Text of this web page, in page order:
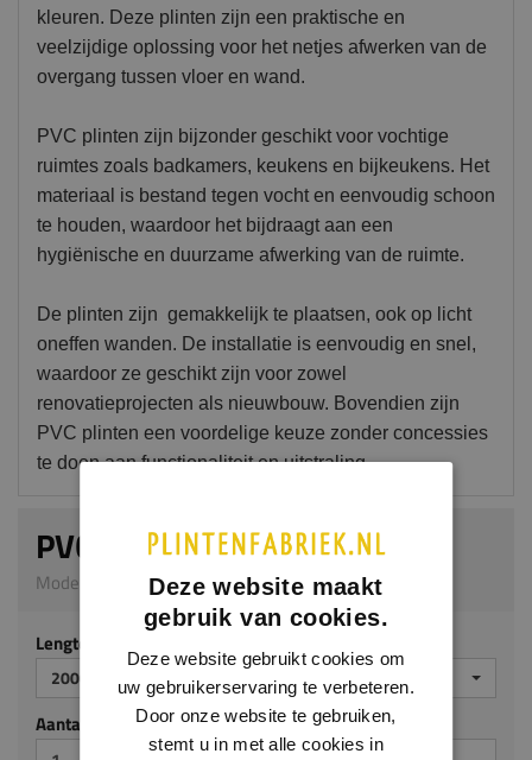
kleuren. Deze plinten zijn een praktische en
veelzijdige oplossing voor het netjes afwerken van de
overgang tussen vloer en wand.
PVC plinten zijn bijzonder geschikt voor vochtige
ruimtes zoals badkamers, keukens en bijkeukens. Het
materiaal is bestand tegen vocht en eenvoudig schoon
te houden, waardoor het bijdraagt aan een
hygiënische en duurzame afwerking van de ruimte.
De plinten zijn gemakkelijk te plaatsen, ook op licht
oneffen wanden. De installatie is eenvoudig en snel,
waardoor ze geschikt zijn voor zowel
renovatieprojecten als nieuwbouw. Bovendien zijn
PVC plinten een voordelige keuze zonder concessies
te doen aan functionaliteit en uitstraling.
PVC-PLINT WALNOOT
Model 8614 | 9 x 75 mm | PVC
Lengte (mm)
2000
Aantal stuks
Deze website maakt
gebruik van cookies.
Deze website gebruikt cookies om
uw gebruikerservaring te verbeteren.
Door onze website te gebruiken,
stemt u in met alle cookies in